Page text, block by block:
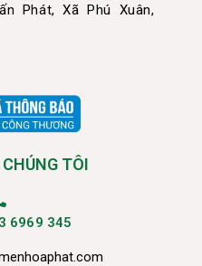
Phát, Xã Phú Xuân,
TÔI
6969 345